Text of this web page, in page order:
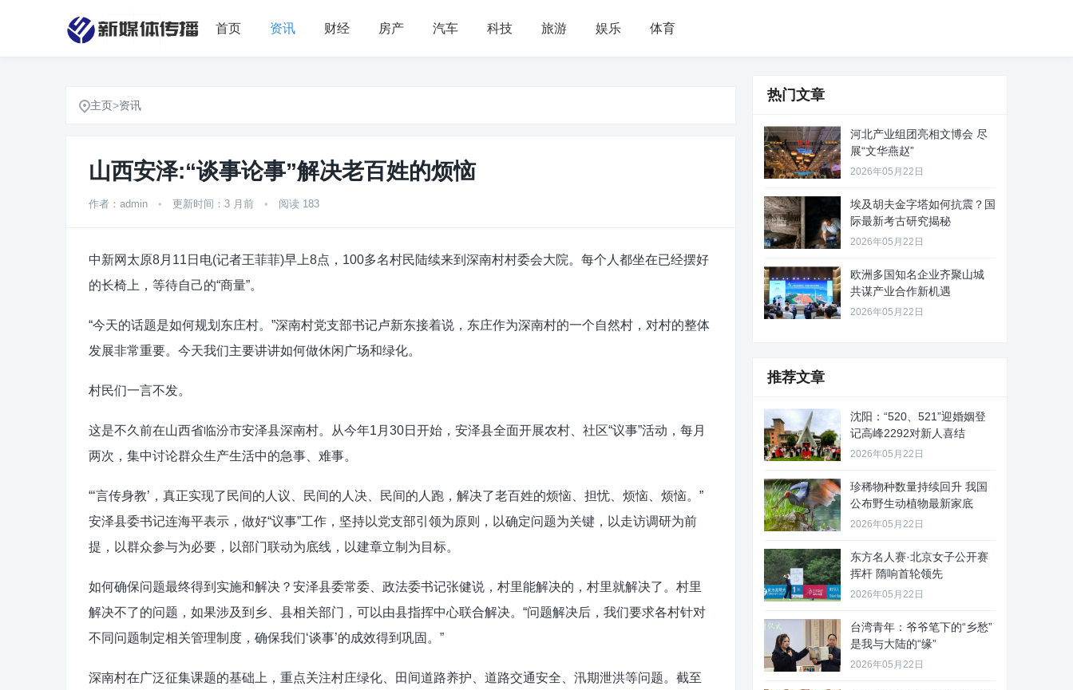
首页 资讯 财经 房产 汽车 科技 旅游 娱乐 体育
主页>资讯
山西安泽:“谈事论事”解决老百姓的烦恼
作者：admin • 更新时间：3 月前 • 阅读 183
中新网太原8月11日电(记者王菲菲)早上8点，100多名村民陆续来到深南村村委会大院。每个人都坐在已经摆好
的长椅上，等待自己的“商量”。
“今天的话题是如何规划东庄村。”深南村党支部书记卢新东接着说，东庄作为深南村的一个自然村，对村的整体
发展非常重要。今天我们主要讲讲如何做休闲广场和绿化。
村民们一言不发。
这是不久前在山西省临汾市安泽县深南村。从今年1月30日开始，安泽县全面开展农村、社区“议事”活动，每月
两次，集中讨论群众生产生活中的急事、难事。
“‘言传身教’，真正实现了民间的人议、民间的人决、民间的人跑，解决了老百姓的烦恼、担忧、烦恼、烦恼。”
安泽县委书记连海平表示，做好“议事”工作，坚持以党支部引领为原则，以确定问题为关键，以走访调研为前
提，以群众参与为必要，以部门联动为底线，以建章立制为目标。
如何确保问题最终得到实施和解决？安泽县委常委、政法委书记张健说，村里能解决的，村里就解决了。村里
解决不了的问题，如果涉及到乡、县相关部门，可以由县指挥中心联合解决。“问题解决后，我们要求各村针对
不同问题制定相关管理制度，确保我们‘谈事’的成效得到巩固。”
深南村在广泛征集课题的基础上，重点关注村庄绿化、田间道路养护、道路交通安全、汛期泄洪等问题。截至
热门文章
河北产业组团亮相文博会 尽
展“文华燕赵”
2026年05月22日
埃及胡夫金字塔如何抗震？国
际最新考古研究揭秘
2026年05月22日
欧洲多国知名企业齐聚山城
共谋产业合作新机遇
2026年05月22日
推荐文章
沈阳：“520、521”迎婚姻登
记高峰2292对新人喜结
2026年05月22日
珍稀物种数量持续回升 我国
公布野生动植物最新家底
2026年05月22日
东方名人赛·北京女子公开赛
挥杆 隋响首轮领先
2026年05月22日
台湾青年：爷爷笔下的“乡愁”
是我与大陆的“缘”
2026年05月22日